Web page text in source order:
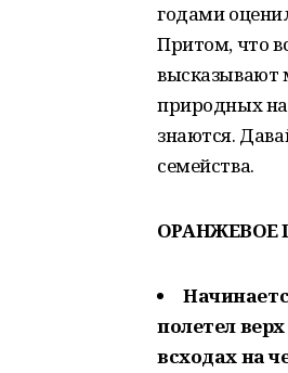
годами
Притом, что
высказывают
природных
знаются.
семейства.
ОРАНЖЕВОЕ
полетел
всходах на